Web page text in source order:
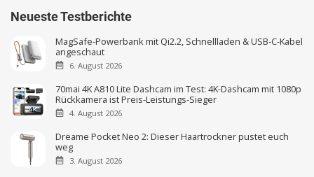
Neueste Testberichte
MagSafe-Powerbank mit Qi2.2, Schnellladen & USB-C-Kabel
angeschaut
6. August 2026
70mai 4K A810 Lite Dashcam im Test: 4K-Dashcam mit 1080p
Rückkamera ist Preis-Leistungs-Sieger
4. August 2026
Dreame Pocket Neo 2: Dieser Haartrockner pustet euch
weg
3. August 2026